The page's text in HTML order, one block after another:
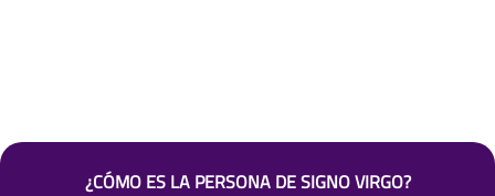
¿CÓMO ES LA PERSONA DE SIGNO VIRGO?